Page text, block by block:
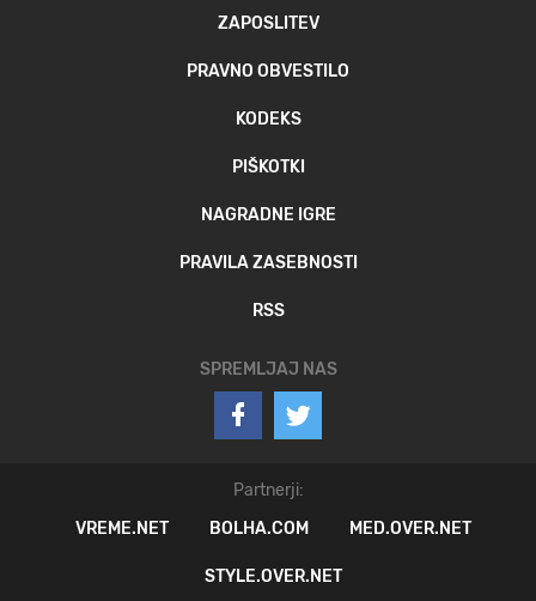
ZAPOSLITEV
PRAVNO OBVESTILO
KODEKS
PIŠKOTKI
NAGRADNE IGRE
PRAVILA ZASEBNOSTI
RSS
SPREMLJAJ NAS
Partnerji:
VREME.NET
BOLHA.COM MED.OVER.NET
STYLE.OVER.NET